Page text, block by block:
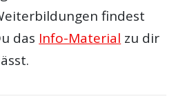
findest
das Info-Material zu dir